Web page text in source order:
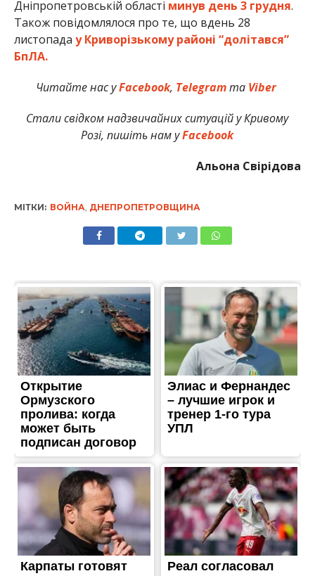
Дніпропетровській області минув день 3 грудня.
Також повідомлялося про те, що вдень 28
листопада у Криворізькому районі “долітався”
БпЛА.
Читайте нас уFacebook, Telegramта Viber
Стали свідком надзвичайних ситуацій у Кривому
Розі, пишіть нам уFacebook
Альона Свірідова
МІТКИ: ВОЙНА ДНЕПРОПЕТРОВЩИНА